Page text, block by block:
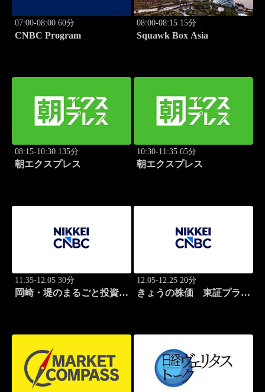
07:00-08:00 60分
CNBC Program
08:00-08:15 15分
Squawk Box Asia
08:15-10:30 135分
朝エクスプレス
10:30-11:35 65分
朝エクスプレス
11:35-12:05 30分
岡崎・堤のまるごと投資道
12:05-12:25 20分
きょうの株価 東証プライ